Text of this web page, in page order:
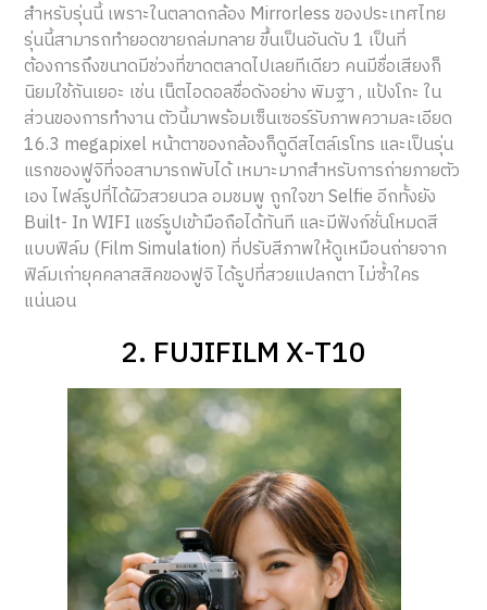
สำหรับรุ่นนี้ เพราะในตลาดกล้อง Mirrorless ของประเทศไทย
รุ่นนี้สามารถทำยอดขายถล่มทลาย ขึ้นเป็นอันดับ 1 เป็นที่
ต้องการถึงขนาดมีช่วงที่ขาดตลาดไปเลยทีเดียว คนมีชื่อเสียงก็
นิยมใช้กันเยอะ เช่น เน็ตไอดอลชื่อดังอย่าง พิมฐา , แป้งโกะ ใน
ส่วนของการทำงาน ตัวนี้มาพร้อมเซ็นเซอร์รับภาพความละเอียด
16.3 megapixel หน้าตาของกล้องก็ดูดีสไตล์เรโทร และเป็นรุ่น
แรกของฟูจิที่จอสามารถพับได้ เหมาะมากสำหรับการถ่ายภายตัว
เอง ไฟล์รูปที่ได้ผิวสวยนวล อมชมพู ถูกใจขา Selfie อีกทั้งยัง
Built- In WIFI แชร์รูปเข้ามือถือได้ทันที และมีฟังก์ชั่นโหมดสี
แบบฟิล์ม (Film Simulation) ที่ปรับสีภาพให้ดูเหมือนถ่ายจาก
ฟิล์มเก่ายุคคลาสสิคของฟูจิ ได้รูปที่สวยแปลกตา ไม่ซ้ำใคร
แน่นอน
2. FUJIFILM X-T10